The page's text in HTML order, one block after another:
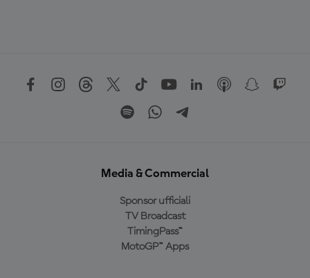
Media & Commercial
Sponsor ufficiali
TV Broadcast
TimingPass™
MotoGP™ Apps